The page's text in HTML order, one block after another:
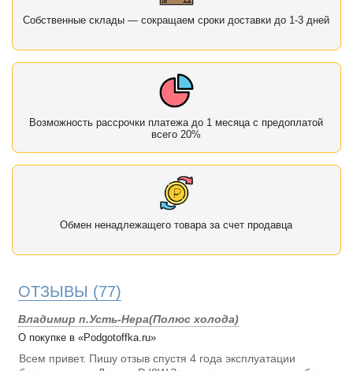
Собственные склады — сокращаем сроки доставки до 1-3 дней
Возможность рассрочки платежа до 1 месяца с предоплатой
всего 20%
Обмен ненадлежащего товара за счет продавца
ОТЗЫВЫ (77)
Владимир п.Усть-Нера(Полюс холода)
О покупке в «Podgotoffka.ru»
Всем привет. Пишу отзыв спустя 4 года эксплуатации